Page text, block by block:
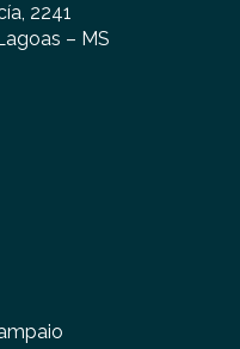
2241
– MS